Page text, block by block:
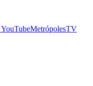
YouTubeMetrópolesTV